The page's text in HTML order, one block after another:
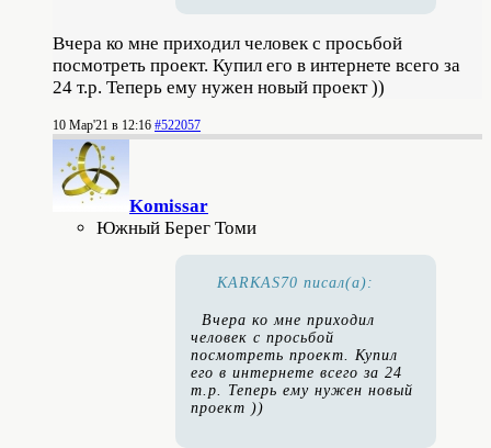
Вчера ко мне приходил человек с просьбой
посмотреть проект. Купил его в интернете всего за
24 т.р. Теперь ему нужен новый проект ))
10 Мар'21 в 12:16 #522057
Komissar
Южный Берег Томи
KARKAS70 писал(а):
Вчера ко мне приходил
человек с просьбой
посмотреть проект. Купил
его в интернете всего за 24
т.р. Теперь ему нужен новый
проект ))